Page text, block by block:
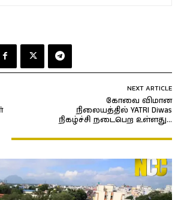
NEXT ARTICLE
கோவை விமான
நிலையத்தில் YATRI Diwas
நிகழ்ச்சி நடைபெற உள்ளது…